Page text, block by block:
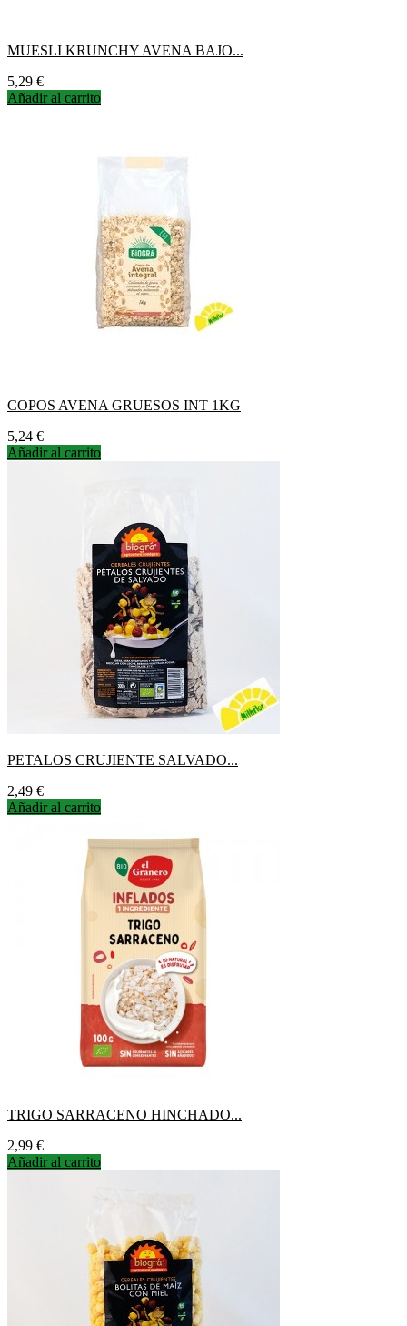
MUESLI KRUNCHY AVENA BAJO...
Precio
5,29 €
Añadir al carrito
COPOS AVENA GRUESOS INT 1KG
Precio
5,24 €
Añadir al carrito
PETALOS CRUJIENTE SALVADO...
Precio
2,49 €
Añadir al carrito
TRIGO SARRACENO HINCHADO...
Precio
2,99 €
Añadir al carrito